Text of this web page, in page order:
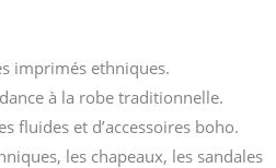
imprimés ethniques.
à la robe traditionnelle.
fluides et d’accessoires boho.
les chapeaux, les sandales